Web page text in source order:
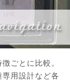
ごとに比較。
用設計など各